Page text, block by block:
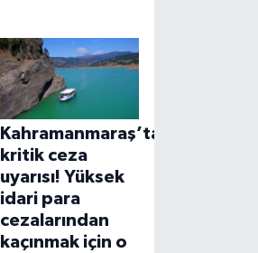
Kahramanmaraş’ta
kritik ceza
uyarısı! Yüksek
idari para
cezalarından
kaçınmak için o